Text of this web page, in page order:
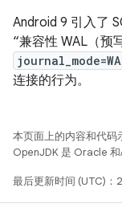
Android 9 引入了
“兼容性 WAL（预
连接的行为。
本页面上的内容和代码
OpenJDK 是 Oracle 和
最后更新时间 (UTC)：